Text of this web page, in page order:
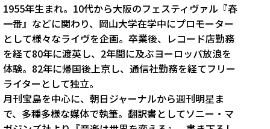
1955年生まれ。10代から大阪のフェスティヴァル『春
一番』などに関わり、岡山大学在学中にプロモーター
として様々なライヴを企画。卒業後、レコード店勤務
を経て80年に渡英し、2年間に及ぶヨーロッパ放浪を
体験。82年に帰国後上京し、通信社勤務を経てフリー
ライターとして独立。
月刊宝島を中心に、朝日ジャーナルから週刊明星ま
で、多種多様な媒体で執筆。翻訳書としてソニー・マ